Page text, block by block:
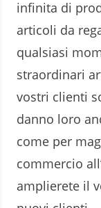
infinita di
articoli da
qualsiasi
straordinari
vostri clienti
danno loro
come per
commercio
amplierete il